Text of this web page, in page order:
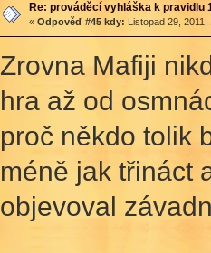
Re: prováděcí vyhláška k pravidlu
« Odpověď #45 kdy: Listopad 29,
Zrovna Mafiji
hra až od
proč někdo tolik
méně jak třináct
objevoval